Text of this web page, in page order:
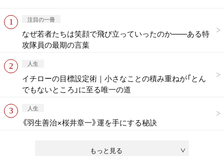
もっと見る
注目の一冊
なぜ若者たちは笑顔で飛び立っていったのか——ある特
攻隊員の最期の言葉
人生
イチローの目標設定術｜小さなことの積み重ねが「とん
でもないところ」に至る唯一の道
人生
《羽生善治×桜井章一》運を手にする秘訣